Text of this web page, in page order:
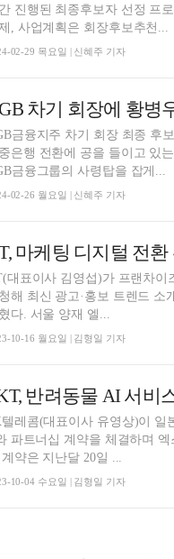
진행된 최종후보자 선정 프
, 사업계획은 회장후보추천...
02-29 목요일 | 신혜주 기자
금융지주 차기 회장 최종 후
은행 전환에 공을 들이고 있
금융그룹의 사령탑을 잡게...
02-26 월요일 | 신혜주 기자
마케팅 디지털 전
대표이사 김영섭)가 프랜차이
해 최신 광고·홍보 트렌드 소
밝혔다. 서울 양재 엘...
10-16 월요일 | 김형일 기자
반려동물 AI 서비
텔레콤(대표이사 유영상)이 일
파트너십 계약을 체결하며 엑스칼
약은 지난달 20일 ...
10-04 수요일 | 김형일 기자